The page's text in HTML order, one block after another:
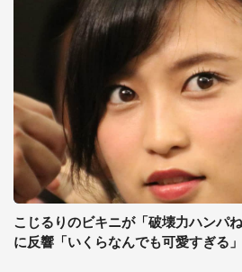
こじるりのビキニが「破壊力ハンパ
に反響「いくらなんでも可愛すぎる」